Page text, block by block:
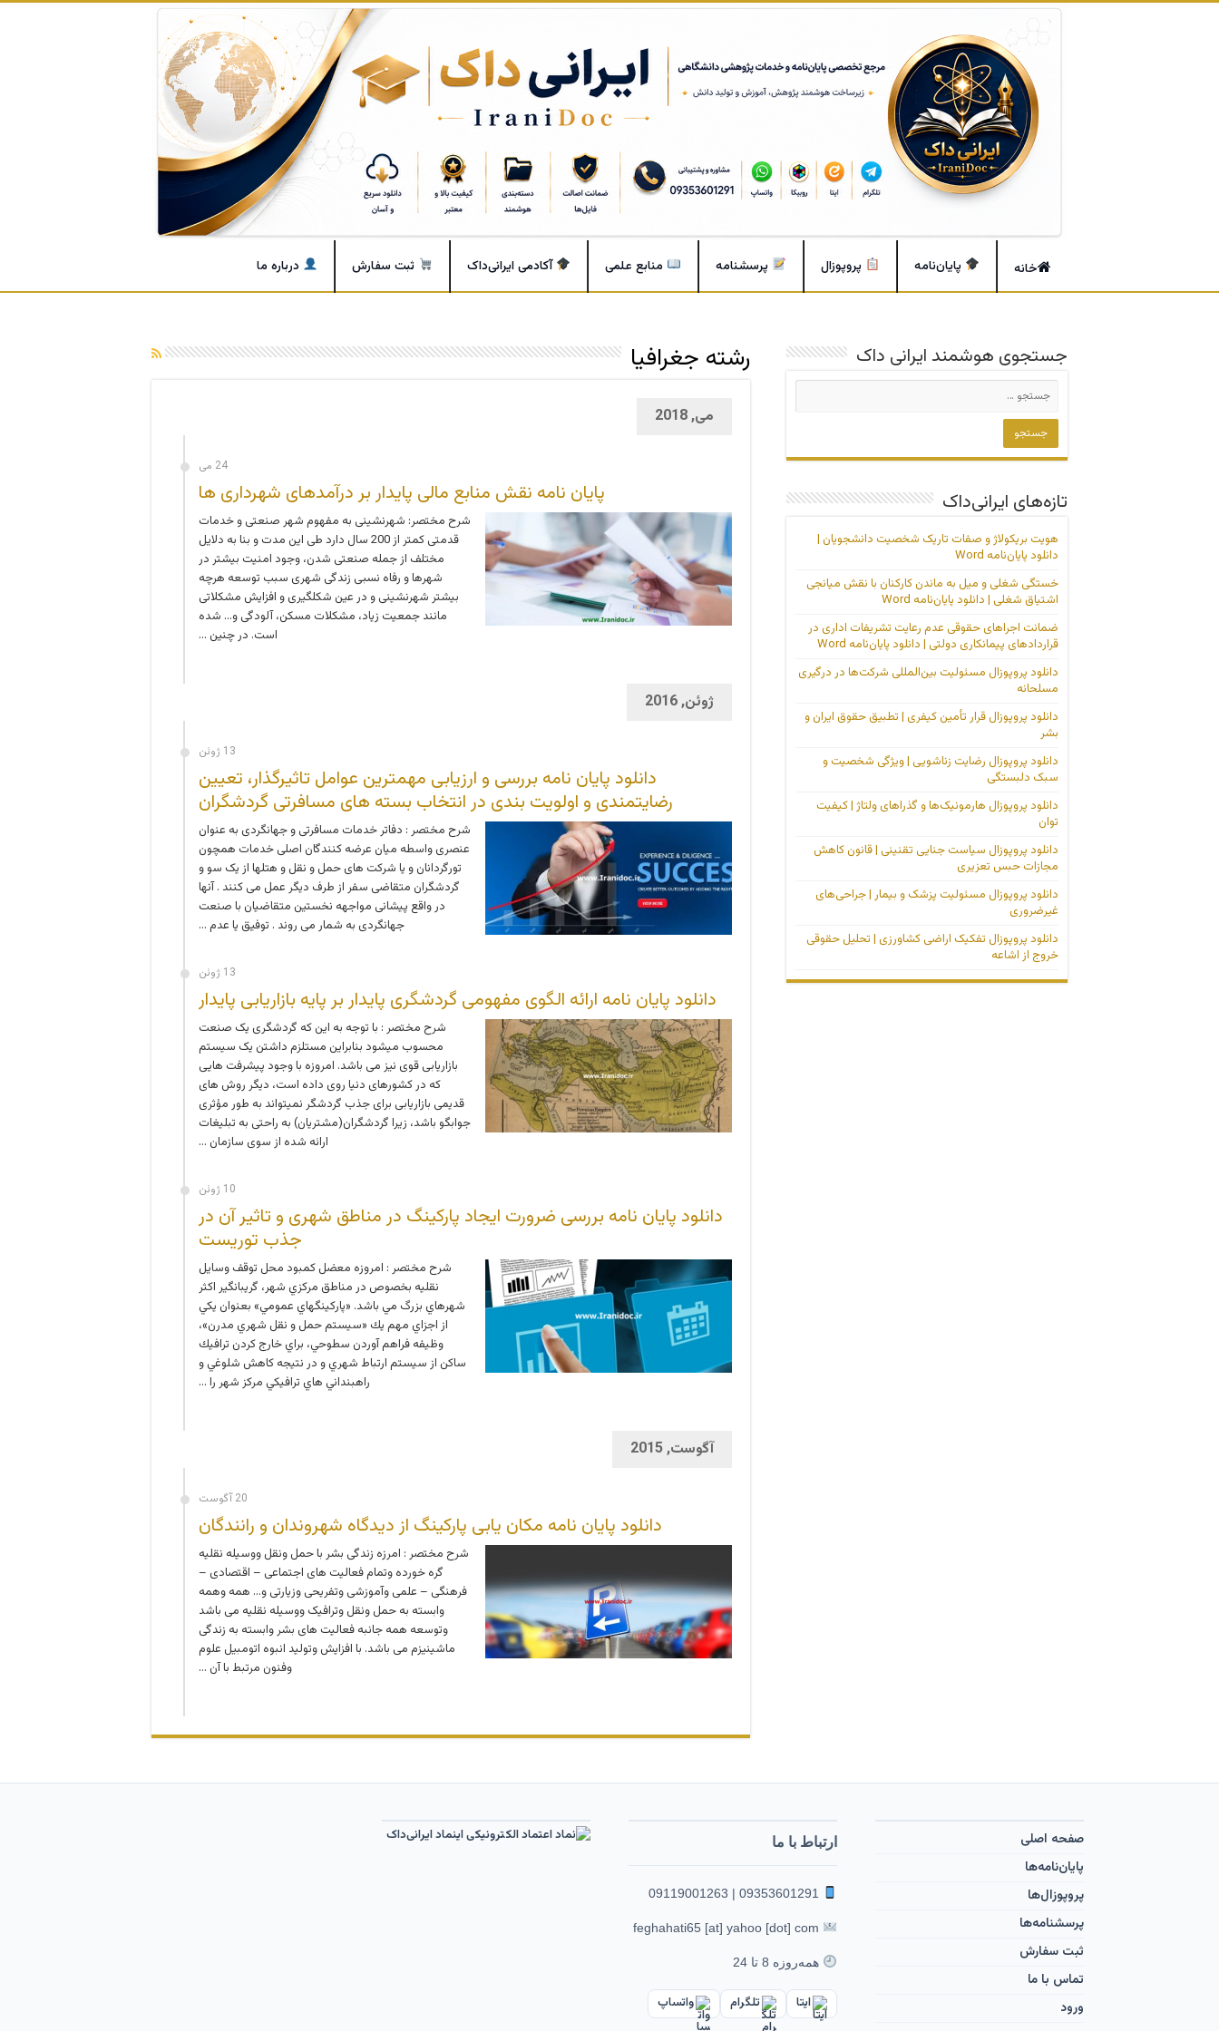
خانه پایان‌نامه پروپوزال پرسشنامه منابع علمی آکادمی ایرانی‌داک ثبت سفارش درباره ما
رشته جغرافیا
می, 2018
24 می
پایان نامه نقش منابع مالی پایدار بر درآمدهای شهرداری ها
شرح مختصر: شهرنشینی به مفهوم شهر صنعتی و خدمات
قدمتی کمتر از 200 سال دارد طی این مدت و بنا به دلایل
مختلف از جمله صنعتی شدن، وجود امنیت بیشتر در
شهرها و رفاه نسبی زندگی شهری سبب توسعه هرچه
بیشتر شهرنشینی و در عین شکل­گیری و افزایش مشکلاتی
مانند جمعیت زیاد، مشکلات مسکن، آلودگی و… شده
است. در چنین …
ژوئن, 2016
13 ژوئن
دانلود پایان نامه بررسی و ارزیابی مهمترین عوامل تاثیرگذار، تعیین
رضایتمندی و اولویت بندی در انتخاب بسته های مسافرتی گردشگران
شرح مختصر : دفاتر خدمات مسافرتی و جهانگردی به عنوان
عنصری واسطه میان عرضه کنندگان اصلی خدمات همچون
تورگردانان و یا شرکت های حمل و نقل و هتلها از یک سو و
گردشگران متقاضی سفر از طرف دیگر عمل می کنند . آنها
در واقع پیشانی مواجهه نخستین متقاضیان با صنعت
جهانگردی به شمار می روند . توفیق یا عدم …
13 ژوئن
دانلود پایان نامه ارائه الگوی مفهومی گردشگری پایدار بر پایه بازاریابی پایدار
شرح مختصر : با توجه به این که گردشگری یک صنعت
محسوب می­شود بنابراین مستلزم داشتن یک سیستم
بازاریابی قوی نیز می باشد. امروزه با وجود پیشرفت هایی
که در کشورهای دنیا روی داده است، دیگر روش های
قدیمی بازاریابی برای جذب گردشگر نمی­تواند به طور مؤثری
جوابگو باشد، زیرا گردشگران(مشتریان) به راحتی به تبلیغات
ارائه شده از سوی سازمان …
10 ژوئن
دانلود پایان نامه بررسی ضرورت ایجاد پارکینگ در مناطق شهری و تاثیر آن در
جذب توریست
شرح مختصر : امروزه معضل كمبود محل توقف وسايل
نقليه بخصوص در مناطق مركزي شهر، گريبانگير اكثر
شهرهاي بزرگ مي باشد. «پاركينگهاي عمومي» بعنوان يكي
از اجزاي مهم يك «سيستم حمل و نقل شهري مدرن»،
وظيفه فراهم آوردن سطوحي، براي خارج كردن ترافيك
ساكن از سيستم ارتباط شهري و در نتيجه كاهش شلوغي و
راهبنداني هاي ترافيكي مركز شهر را …
آگوست, 2015
20 آگوست
دانلود پایان نامه مکان یابی پارکینگ از دیدگاه شهروندان و رانندگان
شرح مختصر : امرزه زندگی بشر با حمل ونقل ووسیله نقلیه
گره خورده وتمام فعالیت های اجتماعی – اقتصادی –
فرهنگی – علمی وآموزشی وتفریحی وزیارتی و… همه وهمه
وابسته به حمل ونقل وترافیک ووسیله نقلیه می باشد
وتوسعه همه جانبه فعالیت های بشر وابسته به زندگی
ماشینیزم می باشد. با افزایش وتولید انبوه اتومبیل علوم
وفنون مرتبط با آن …
جستجوی هوشمند ایرانی داک
تازه‌های ایرانی‌داک
هویت بریکولاژ و صفات تاریک شخصیت دانشجویان |
دانلود پایان‌نامه Word
خستگی شغلی و میل به ماندن کارکنان با نقش میانجی
اشتیاق شغلی | دانلود پایان‌نامه Word
ضمانت اجراهای حقوقی عدم رعایت تشریفات اداری در
قراردادهای پیمانکاری دولتی | دانلود پایان‌نامه Word
دانلود پروپوزال مسئولیت بین‌المللی شرکت‌ها در درگیری
مسلحانه
دانلود پروپوزال قرار تأمین کیفری | تطبیق حقوق ایران و
بشر
دانلود پروپوزال رضایت زناشویی | ویژگی شخصیت و
سبک دلبستگی
دانلود پروپوزال هارمونیک‌ها و گذراهای ولتاژ | کیفیت
توان
دانلود پروپوزال سیاست جنایی تقنینی | قانون کاهش
مجازات حبس تعزیری
دانلود پروپوزال مسئولیت پزشک و بیمار | جراحی‌های
غیرضروری
دانلود پروپوزال تفکیک اراضی کشاورزی | تحلیل حقوقی
خروج از اشاعه
صفحه اصلی
پایان‌نامه‌ها
پروپوزال‌ها
پرسشنامه‌ها
ثبت سفارش
تماس با ما
ورود ‌
ارتباط با ما
همه‌روزه 8 تا 24
ایتا تلگرام واتساپ